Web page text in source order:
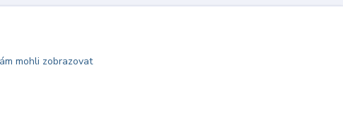
mohli zobrazovat